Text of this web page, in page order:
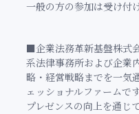
一般の方の参加は受け付
■企業法務革新基盤株式
系法律事務所および企業
略・経営戦略までを一気
ェッショナルファームで
プレゼンスの向上を通じ